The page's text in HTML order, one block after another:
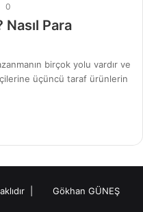
0
Para
birçok yolu vardır ve
üçüncü taraf ürünlerin
| Gökhan GÜNEŞ